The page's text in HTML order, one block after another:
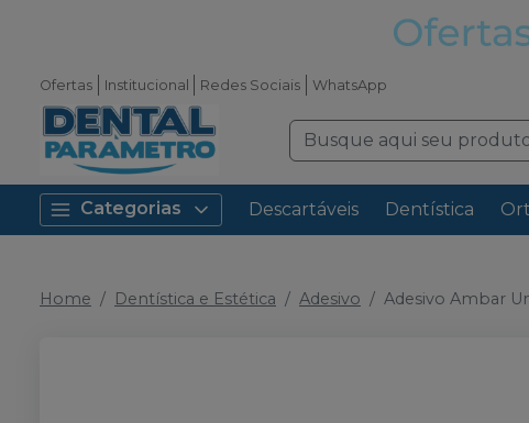
Ofertas Institucional Redes Sociais WhatsApp
Categorias Descartáveis Dentística
Home Dentística e Estética Adesivo Adesivo Ambar